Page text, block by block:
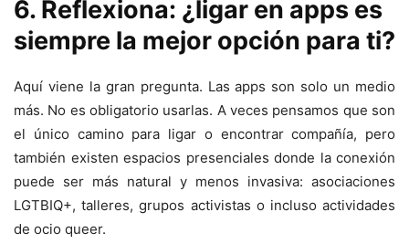
6. Reflexiona: ¿ligar en apps es
siempre la mejor opción para ti?
Aquí viene la gran pregunta. Las apps son solo un medio
más. No es obligatorio usarlas. A veces pensamos que son
el único camino para ligar o encontrar compañía, pero
también existen espacios presenciales donde la conexión
puede ser más natural y menos invasiva: asociaciones
LGTBIQ+, talleres, grupos activistas o incluso actividades
de ocio queer.